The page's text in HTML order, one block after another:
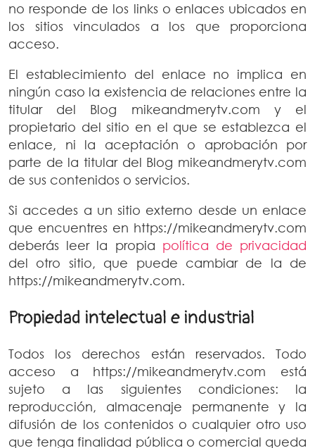
no responde de los links o enlaces ubicados en
los sitios vinculados a los que proporciona
acceso.
El establecimiento del enlace no implica en
ningún caso la existencia de relaciones entre la
titular del Blog mikeandmerytv.com y el
propietario del sitio en el que se establezca el
enlace, ni la aceptación o aprobación por
parte de la titular del Blog mikeandmerytv.com
de sus contenidos o servicios.
Si accedes a un sitio externo desde un enlace
que encuentres en https://mikeandmerytv.com
deberás leer la propia política de privacidad
del otro sitio, que puede cambiar de la de
https://mikeandmerytv.com.
Propiedad intelectual e industrial
Todos los derechos están reservados. Todo
acceso a https://mikeandmerytv.com está
sujeto a las siguientes condiciones: la
reproducción, almacenaje permanente y la
difusión de los contenidos o cualquier otro uso
que tenga finalidad pública o comercial queda